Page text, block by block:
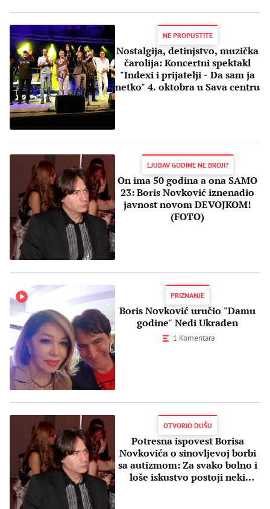
NE PROPUSTITE
Nostalgija, detinjstvo, muzička
čarolija: Koncertni spektakl
"Indexi i prijatelji - Da sam ja
netko" 4. oktobra u Sava centru
LJUBAV GODINE NE BROJI?
On ima 50 godina a ona SAMO
23: Boris Novković iznenadio
javnost novom DEVOJKOM!
(FOTO)
PRIZNANJE
Boris Novković uručio "Damu
godine" Nedi Ukraden
1 Komentara
OTVORIO DUŠU
Potresna ispovest Borisa
Novkovića o sinovljevoj borbi
sa autizmom: Za svako bolno i
loše iskustvo postoji neki